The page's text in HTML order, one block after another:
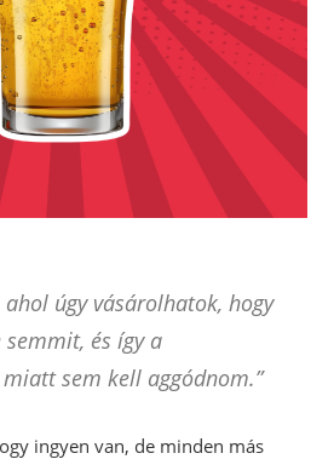
ahol úgy vásárolhatok, hogy
és így a
sem kell aggódnom.”
ingyen van, de minden más